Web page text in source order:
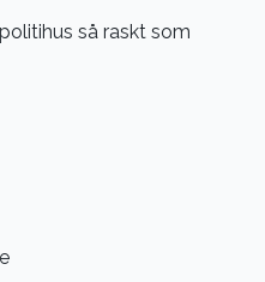
så raskt som